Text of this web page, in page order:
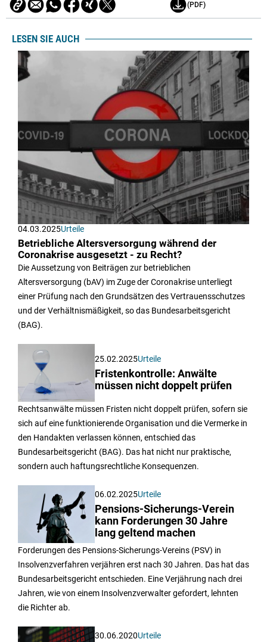
(PDF)
LESEN SIE AUCH
04.03.2025Urteile
Betriebliche Altersversorgung während der
Coronakrise ausgesetzt - zu Recht?
Die Aussetzung von Beiträgen zur betrieblichen
Altersversorgung (bAV) im Zuge der Coronakrise unterliegt
einer Prüfung nach den Grundsätzen des Vertrauensschutzes
und der Verhältnismäßigkeit, so das Bundesarbeitsgericht
(BAG).
25.02.2025Urteile
Fristenkontrolle: Anwälte
müssen nicht doppelt prüfen
Rechtsanwälte müssen Fristen nicht doppelt prüfen, sofern sie
sich auf eine funktionierende Organisation und die Vermerke in
den Handakten verlassen können, entschied das
Bundesarbeitsgericht (BAG). Das hat nicht nur praktische,
sondern auch haftungsrechtliche Konsequenzen.
06.02.2025Urteile
Pensions-Sicherungs-Verein
kann Forderungen 30 Jahre
lang geltend machen
Forderungen des Pensions-Sicherungs-Vereins (PSV) in
Insolvenzverfahren verjähren erst nach 30 Jahren. Das hat das
Bundesarbeitsgericht entschieden. Eine Verjährung nach drei
Jahren, wie von einem Insolvenzverwalter gefordert, lehnten
die Richter ab.
30.06.2020Urteile